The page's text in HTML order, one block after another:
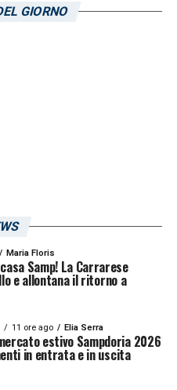
secondo i
GIORNO
Maria Floris
Samp! La Carrarese
e allontana il ritorno a
11 ore ago Elia Serra
estivo Sampdoria 2026
in entrata e in uscita